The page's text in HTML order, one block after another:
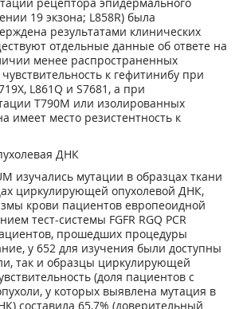
19 экзона; L858R) была
результатами клинических
отдельные данные об ответе на
менее распространенных
к гефитинибу при
L861Q и S7681, а при
Т790М или изолированных
имеет место резистентность к
ДНК
изучались мутации в образцах ткани
циркулирующей опухолевой ДНК,
крови пациентов европеоидной
тест-системы FGFR RGQ PCR
прошедших процедуры
у 652 для изучения были доступны
так и образцы циркулирующей
(доля пациентов с
у которых выявлена мутация в
составила 65,7% (доверительный